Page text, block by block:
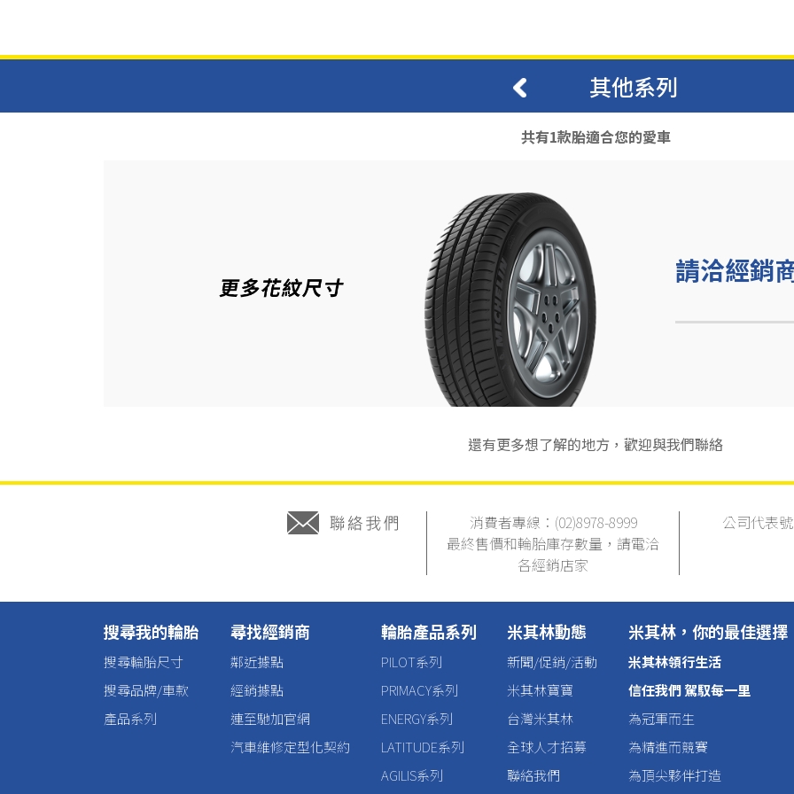
其他系列
共有1款胎適合您的愛車
請洽經銷
還有更多想了解的地方，歡迎與我們聯絡
消費者專線：(02)8978-8999
最終售價和輪胎庫存數量，請電洽
各經銷店家
公司代表
搜尋我的輪胎
搜尋輪胎尺寸
搜尋品牌/車款
產品系列
尋找經銷商
鄰近據點
經銷據點
連至馳加官網
汽車維修定型化契約
輪胎產品系列
PILOT系列
PRIMACY系列
ENERGY系列
LATITUDE系列
AGILIS系列
米其林動態
新聞/促銷/活動
米其林寶寶
台灣米其林
全球人才招募
聯絡我們
米其林，你的最佳選擇
米其林領行生活
信任我們 駕馭每一里
為冠軍而生
為精進而競賽
為頂尖夥伴打造